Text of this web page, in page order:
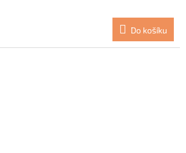
Do košíku